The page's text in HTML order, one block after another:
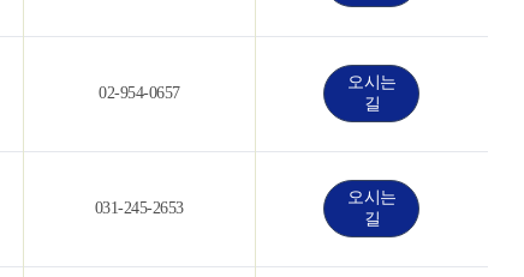
02-954-0657
오시는
길
031-245-2653
오시는
길